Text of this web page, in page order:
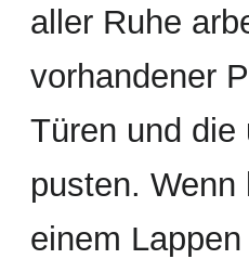
aller Ruhe
vorhandener
Türen und die
pusten.
einem